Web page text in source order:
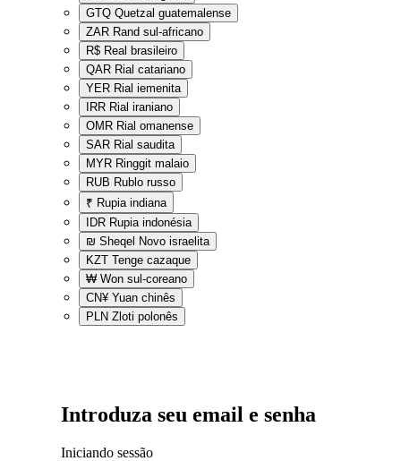
GTQ Quetzal guatemalense
ZAR Rand sul-africano
R$ Real brasileiro
QAR Rial catariano
YER Rial iemenita
IRR Rial iraniano
OMR Rial omanense
SAR Rial saudita
MYR Ringgit malaio
RUB Rublo russo
₹ Rupia indiana
IDR Rupia indonésia
₪ Sheqel Novo israelita
KZT Tenge cazaque
₩ Won sul-coreano
CN¥ Yuan chinês
PLN Zloti polonês
Introduza seu email e senha
Iniciando sessão